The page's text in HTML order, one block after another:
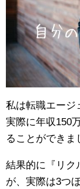
私は転職エージ
実際に年収150
ることができま
結果的に『リク
が、実際は3つ